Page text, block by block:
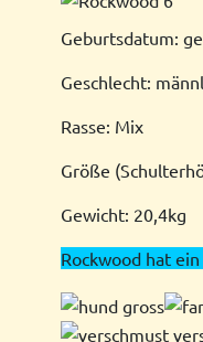
Geburtsdatum:
Geschlecht:
Rasse: Mix
Größe
Gewicht: 20,4kg
Rockwood hat